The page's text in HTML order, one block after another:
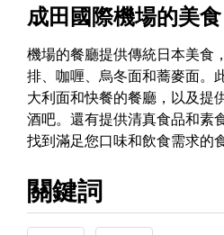
成田國際機場的美食
機場的餐廳提供傳統日本美食
排、咖喱、烏冬面和蕎麥面。
大利面和快餐的餐廳，以及提
酒吧。還有提供清真食品和素
找到滿足您口味和飲食需求的
關鍵詞